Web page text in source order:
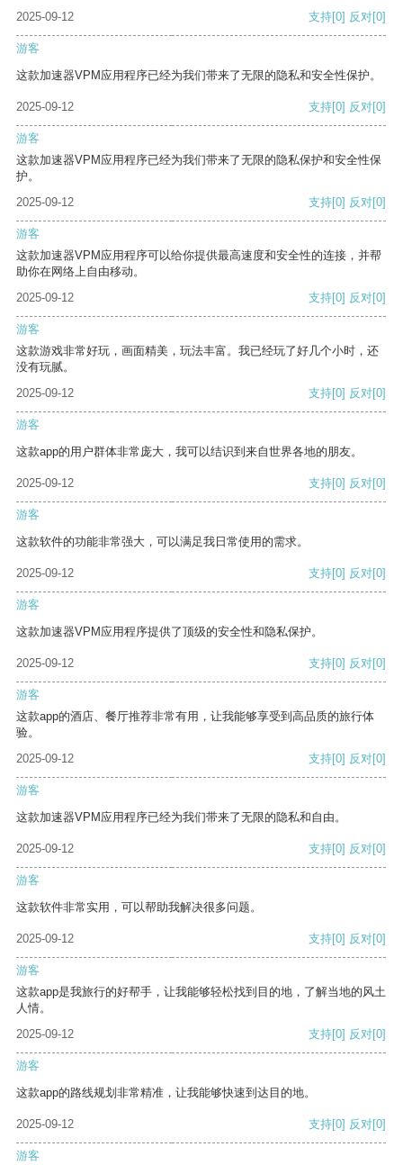
2025-09-12 支持[0] 反对[0]
游客
这款加速器VPM应用程序已经为我们带来了无限的隐私和安全性保护。
2025-09-12 支持[0] 反对[0]
游客
这款加速器VPM应用程序已经为我们带来了无限的隐私保护和安全性保
护。
2025-09-12
支持[0] 反对[0]
游客
这款加速器VPM应用程序可以给你提供最高速度和安全性的连接，并帮
助你在网络上自由移动。
2025-09-12
支持[0] 反对[0]
游客
这款游戏非常好玩，画面精美，玩法丰富。我已经玩了好几个小时，还
没有玩腻。
2025-09-12
支持[0] 反对[0]
游客
这款app的用户群体非常庞大，我可以结识到来自世界各地的朋友。
2025-09-12 支持[0] 反对[0]
游客
这款软件的功能非常强大，可以满足我日常使用的需求。
2025-09-12 支持[0] 反对[0]
游客
这款加速器VPM应用程序提供了顶级的安全性和隐私保护。
2025-09-12 支持[0] 反对[0]
游客
这款app的酒店、餐厅推荐非常有用，让我能够享受到高品质的旅行体
验。
2025-09-12
支持[0] 反对[0]
游客
这款加速器VPM应用程序已经为我们带来了无限的隐私和自由。
2025-09-12 支持[0] 反对[0]
游客
这款软件非常实用，可以帮助我解决很多问题。
2025-09-12 支持[0] 反对[0]
游客
这款app是我旅行的好帮手，让我能够轻松找到目的地，了解当地的风土
人情。
2025-09-12
支持[0] 反对[0]
游客
这款app的路线规划非常精准，让我能够快速到达目的地。
2025-09-12 支持[0] 反对[0]
游客